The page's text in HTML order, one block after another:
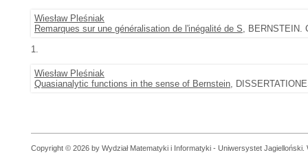
Wiesław Pleśniak
Remarques sur une généralisation de l'inégalité de S, BERNSTEIN.
1.
Wiesław Pleśniak
Quasianalytic functions in the sense of Bernstein,
Copyright © 2026 by Wydział Matematyki i Informatyki - Uniwersystet